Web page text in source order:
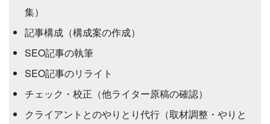
集）
記事構成（構成案の作成）
SEO記事の執筆
SEO記事のリライト
チェック・校正（他ライター原稿の確認）
クライアントとのやりとり代行（取材調整・やりと